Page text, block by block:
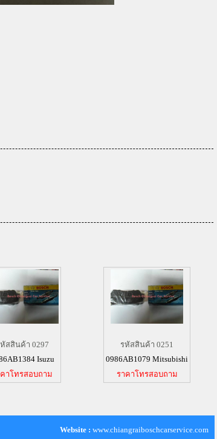
สสินค้า 0297
Isuzu
าโทรสอบถาม
รหัสสินค้า 0251
0986AB1079 Mitsubishi
ราคาโทรสอบถาม
Website : www.chiangraiboschcarservice.com